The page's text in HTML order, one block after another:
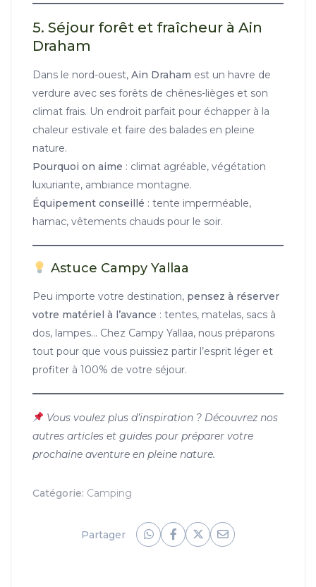
5. Séjour forêt et fraîcheur à Ain
Draham
Dans le nord-ouest,Ain Draham est un havre de
verdure avec ses forêts de chênes-lièges et son
climat frais. Un endroit parfait pour échapper à la
chaleur estivale et faire des balades en pleine
nature.
Pourquoi on aime : climat agréable, végétation
luxuriante, ambiance montagne.
Équipement conseillé : tente imperméable,
hamac, vêtements chauds pour le soir.
Astuce Campy Yallaa
Peu importe votre destination, pensez à réserver
votre matériel à l’avance : tentes, matelas, sacs à
dos, lampes… Chez Campy Yallaa, nous préparons
tout pour que vous puissiez partir l’esprit léger et
profiter à 100% de votre séjour.
Vous voulez plus d’inspiration ? Découvrez nos
autres articles et guides pour préparer votre
prochaine aventure en pleine nature.
Catégorie: Camping
Partager